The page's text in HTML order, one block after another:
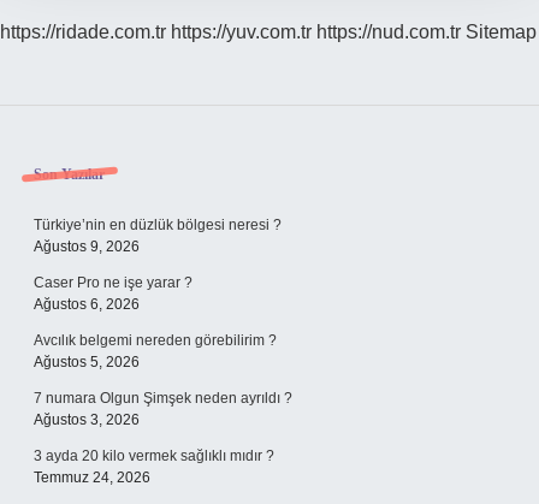
https://ridade.com.tr https://yuv.com.tr https://nud.com.tr Sitemap
Sidebar
Son Yazılar
Türkiye’nin en düzlük bölgesi neresi ?
Ağustos 9, 2026
Caser Pro ne işe yarar ?
Ağustos 6, 2026
Avcılık belgemi nereden görebilirim ?
Ağustos 5, 2026
7 numara Olgun Şimşek neden ayrıldı ?
Ağustos 3, 2026
3 ayda 20 kilo vermek sağlıklı mıdır ?
Temmuz 24, 2026